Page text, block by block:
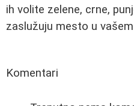
ih volite zelene, crne,
zaslužuju mesto u
Komentari